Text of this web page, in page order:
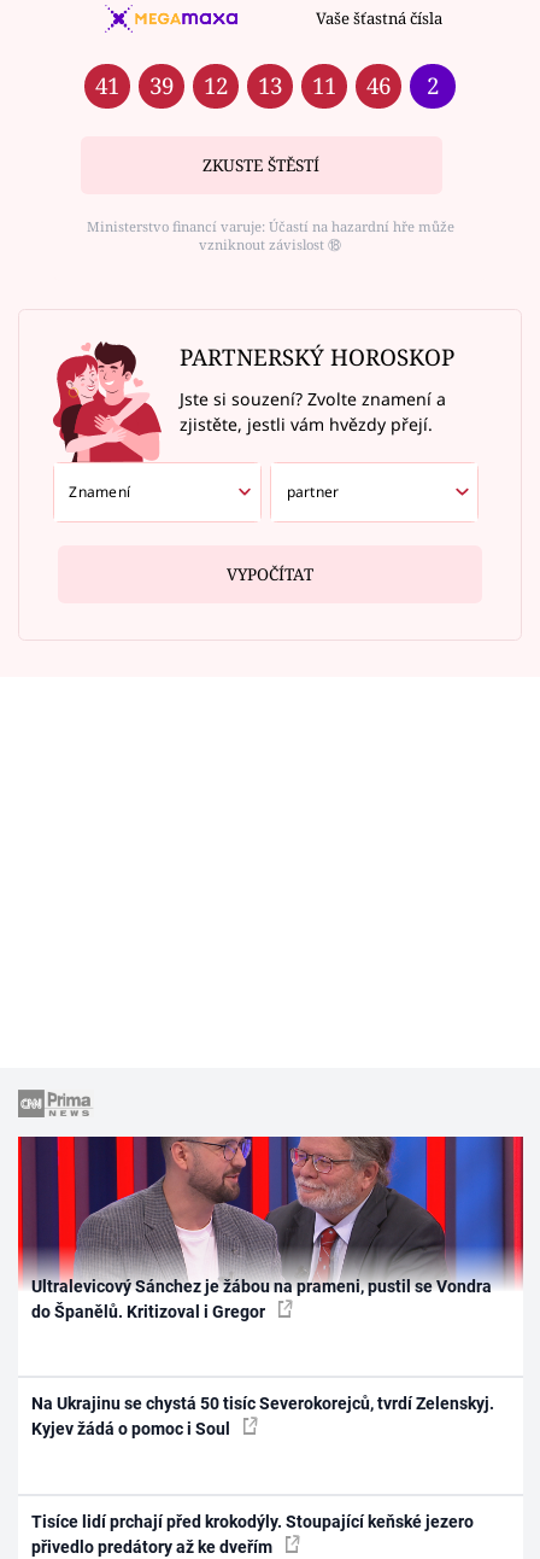
Vaše šťastná čísla
41 39 12 13 11 46 2
ZKUSTE ŠTĚSTÍ
Ministerstvo financí varuje: Účastí na hazardní hře může
vzniknout závislost ⑱
PARTNERSKÝ HOROSKOP
Jste si souzení? Zvolte znamení a
zjistěte, jestli vám hvězdy přejí.
VYPOČÍTAT
Ultralevicový Sánchez je žábou na prameni, pustil se Vondra
do Španělů. Kritizoval i Gregor
Na Ukrajinu se chystá 50 tisíc Severokorejců, tvrdí Zelenskyj.
Kyjev žádá o pomoc i Soul
Tisíce lidí prchají před krokodýly. Stoupající keňské jezero
přivedlo predátory až ke dveřím